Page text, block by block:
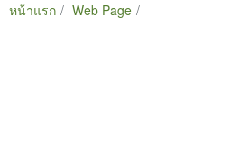
หน้าแรก Web Page